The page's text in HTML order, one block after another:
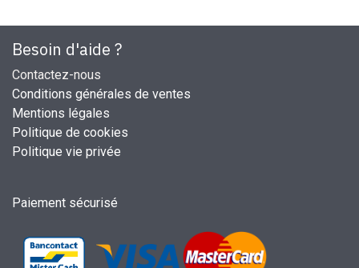
Besoin d'aide ?
Contactez-nous
Conditions générales de ventes
Mentions légales
Politique de cookies
Politique vie privée
Paiement sécurisé